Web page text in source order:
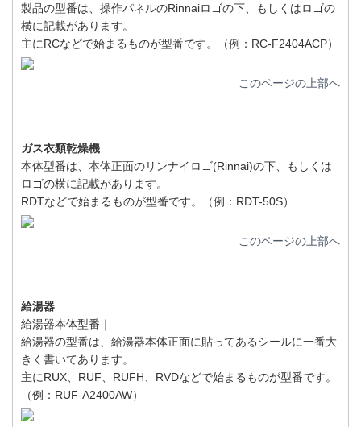
製品の型番は、操作パネルのRinnaiロゴの下、もしくはロゴの
横に記載があります。
主にRCなどで始まるものが型番です。（例：RC-F2404ACP）
このページの上部へ
ガス衣類乾燥機
本体型番は、本体正面のリンナイロゴ(Rinnai)の下、もしくは
ロゴの横に記載があります。
RDTなどで始まるものが型番です。（例：RDT-50S）
このページの上部へ
給湯器
給湯器本体型番｜
給湯器の型番は、給湯器本体正面に貼ってあるシールに一番大
きく書いてあります。
主にRUX、RUF、RUFH、RVDなどで始まるものが型番です。
（例：RUF-A2400AW）